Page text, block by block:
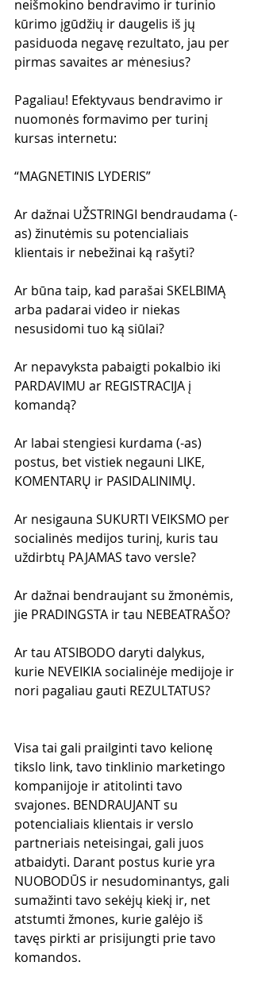
neišmokino bendravimo ir turinio
kūrimo įgūdžių ir daugelis iš jų
pasiduoda negavę rezultato, jau per
pirmas savaites ar mėnesius?
Pagaliau! Efektyvaus bendravimo ir
nuomonės formavimo per turinį
kursas internetu:
“MAGNETINIS LYDERIS”
Ar dažnai UŽSTRINGI bendraudama (-
as) žinutėmis su potencialiais
klientais ir nebežinai ką rašyti?
Ar būna taip, kad parašai SKELBIMĄ
arba padarai video ir niekas
nesusidomi tuo ką siūlai?
Ar nepavyksta pabaigti pokalbio iki
PARDAVIMU ar REGISTRACIJA į
komandą?
Ar labai stengiesi kurdama (-as)
postus, bet vistiek negauni LIKE,
KOMENTARŲ ir PASIDALINIMŲ.
Ar nesigauna SUKURTI VEIKSMO per
socialinės medijos turinį, kuris tau
uždirbtų PAJAMAS tavo versle?
Ar dažnai bendraujant su žmonėmis,
jie PRADINGSTA ir tau NEBEATRAŠO?
Ar tau ATSIBODO daryti dalykus,
kurie NEVEIKIA socialinėje medijoje ir
nori pagaliau gauti REZULTATUS?
Visa tai gali prailginti tavo kelionę
tikslo link, tavo tinklinio marketingo
kompanijoje ir atitolinti tavo
svajones. BENDRAUJANT su
potencialiais klientais ir verslo
partneriais neteisingai, gali juos
atbaidyti. Darant postus kurie yra
NUOBODŪS ir nesudominantys, gali
sumažinti tavo sekėjų kiekį ir, net
atstumti žmones, kurie galėjo iš
tavęs pirkti ar prisijungti prie tavo
komandos.